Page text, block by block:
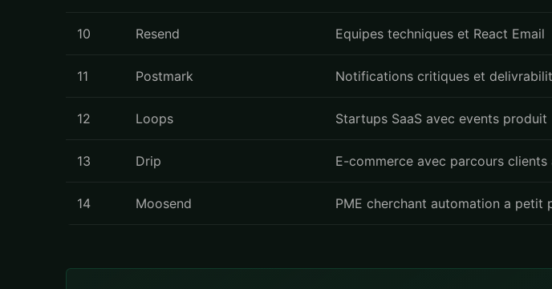
10 Resend Equipes techniques et React Email
11 Postmark Notifications critiques et
12 Loops Startups SaaS avec events produit
13 Drip E-commerce avec parcours clients
14 Moosend PME cherchant automation a petit